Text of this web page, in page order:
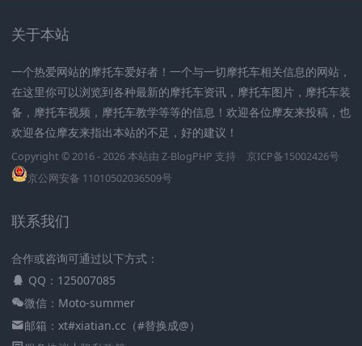
关于本站
一个热爱网站的摩托车爱好者！一个与一切摩托车相关信息的网站，
在这里你可以浏览到各种最新的摩托车资讯，摩托车图片，摩托车装
备，摩托车视频，摩托车教学等等的信息！欢迎各位摩友来投稿，也
欢迎各位摩友来指出本站的不足，好的建议！
Copyright © 2016 - 2026 本站由 Z-BlogPHP 支持
京ICP备15002426号
京公网安备 11010502036509号
联系我们
合作或咨询可通过以下方式：
QQ：125007085
微信：Moto-summer
邮箱：xt#xiatian.cc（#替换成@）